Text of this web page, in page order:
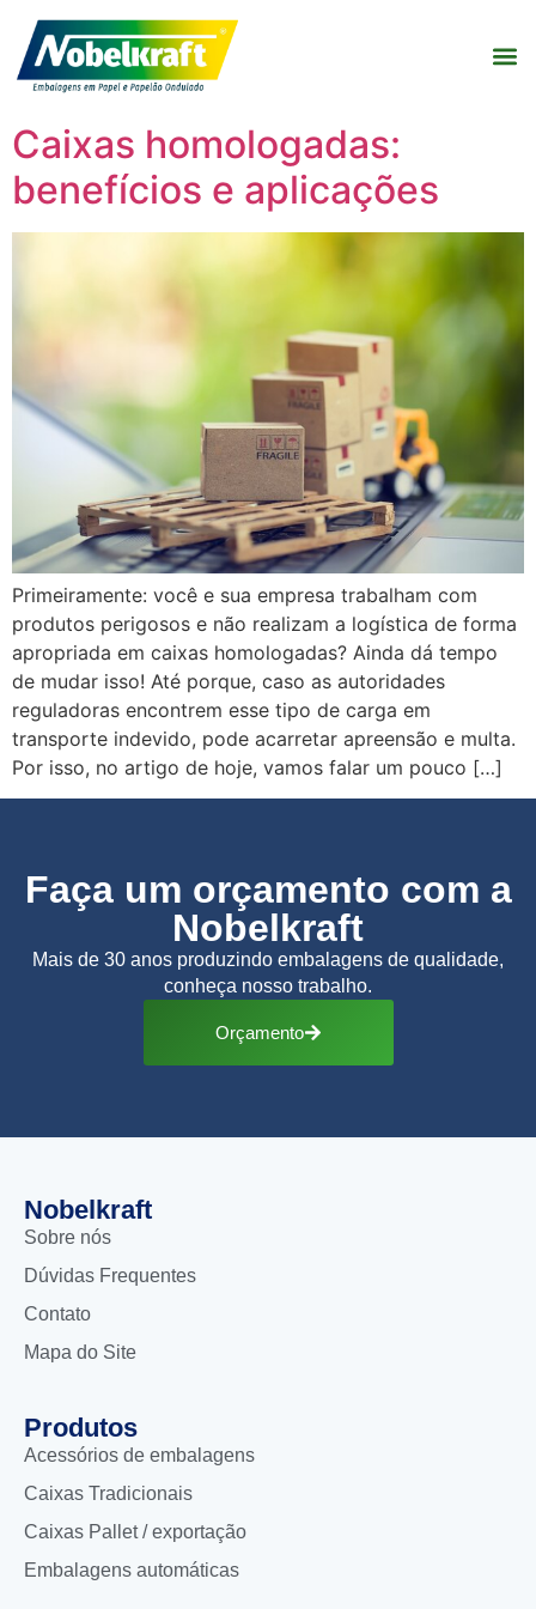
Caixas homologadas:
benefícios e aplicações
Primeiramente: você e sua empresa trabalham com
produtos perigosos e não realizam a logística de forma
apropriada em caixas homologadas? Ainda dá tempo
de mudar isso! Até porque, caso as autoridades
reguladoras encontrem esse tipo de carga em
transporte indevido, pode acarretar apreensão e multa.
Por isso, no artigo de hoje, vamos falar um pouco […]
Faça um orçamento com a
Nobelkraft
Mais de 30 anos produzindo embalagens de qualidade,
conheça nosso trabalho.
Orçamento
Nobelkraft
Sobre nós
Dúvidas Frequentes
Contato
Mapa do Site
Produtos
Acessórios de embalagens
Caixas Tradicionais
Caixas Pallet / exportação
Embalagens automáticas